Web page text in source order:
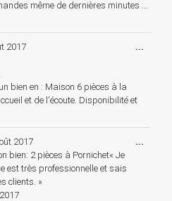
même de dernières minutes ...
2017
bien en : Maison 6 pièces à la
et de l'écoute. Disponibilité et
...
2017
bien: 2 pièces à Pornichet« Je
est très professionnelle et sais
clients. »
...